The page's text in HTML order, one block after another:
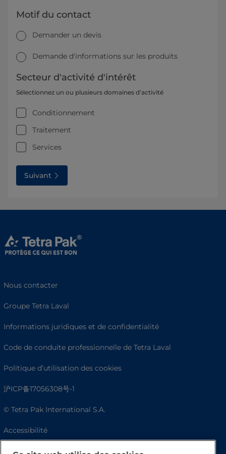
Motif du contact
Demander un devis
Demande d'informations sur les produits
Secteur d'activité d'intérêt
Sélectionnez un ou plusieurs domaines d’activité
Conditionnement
Traitement
Services
Suivant
Nous contacter
Groupe Tetra Laval
Informations juridiques et de confidentialité
Code de conduite professionnelle de Tetra Laval
Politique d’utilisation des cookies
沪ICP备17056308号-1
© Tetra Pak International S.A.
Accessibilité
FAQ